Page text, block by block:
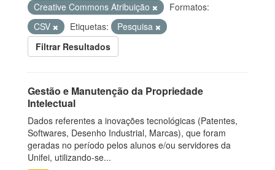
Creative Commons Atribuição
Formatos:
CSV
Etiquetas:
Pesquisa
Filtrar Resultados
Gestão e Manutenção da Propriedade
Intelectual
Dados referentes a inovações tecnológicas (Patentes,
Softwares, Desenho Industrial, Marcas), que foram
geradas no período pelos alunos e/ou servidores da
Unifei, utilizando-se...